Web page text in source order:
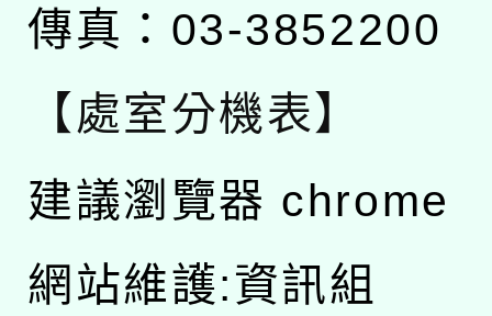
傳真：03-3852200
【處室分機表】
建議瀏覽器 chrome
網站維護:資訊組